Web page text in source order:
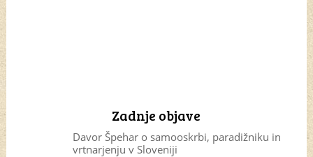
Zadnje objave
Davor Špehar o samooskrbi, paradižniku in
vrtnarjenju v Sloveniji